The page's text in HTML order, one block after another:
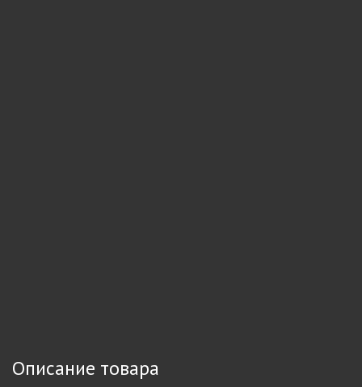
Описание товара